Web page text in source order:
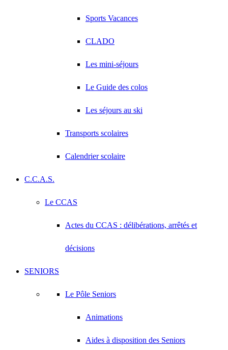
Sports Vacances
CLADO
Les mini-séjours
Le Guide des colos
Les séjours au ski
Transports scolaires
Calendrier scolaire
C.C.A.S.
Le CCAS
Actes du CCAS : délibérations, arrêtés et
décisions
SENIORS
Le Pôle Seniors
Animations
Aides à disposition des Seniors